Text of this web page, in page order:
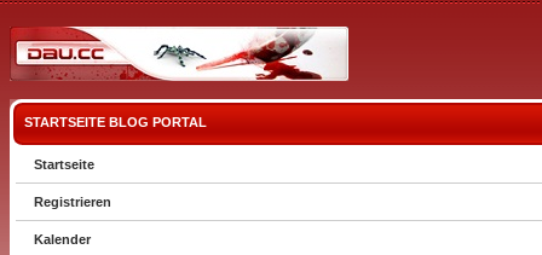
STARTSEITE BLOG PORTAL
Startseite
Registrieren
Kalender